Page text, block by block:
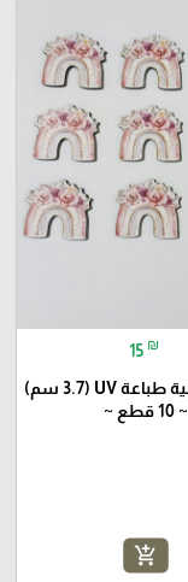
15 ₪
ثيمات خشبية طباعة UV (3.7 سم)
~ 10 قطع ~
add_shopping_cart